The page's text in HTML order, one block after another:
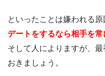
といったことは嫌われる原
デートをするなら相手を
そして人によりますが、
おきましょう。